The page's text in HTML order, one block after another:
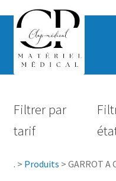
Hygiène
Filtrer par
tarif
. > Produits > GARROT A